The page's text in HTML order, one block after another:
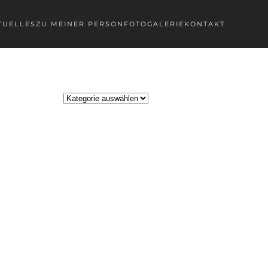
ZU MEINER PERSON FOTOGALERIE KONTAKT
Kategorien